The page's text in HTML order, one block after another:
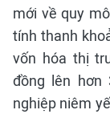
mới về quy
tính thanh
vốn hóa thị
đồng lên hơn
nghiệp niêm